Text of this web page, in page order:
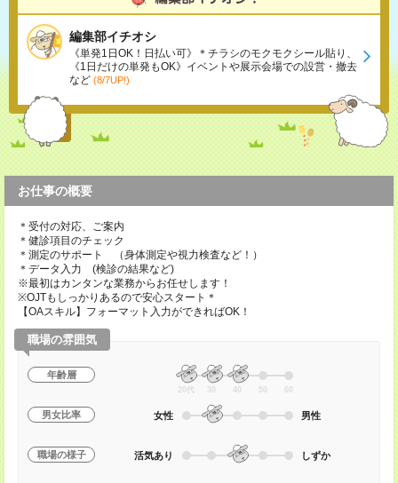
編集部イチオシ
《単発1日OK！日払い可》＊チラシのモクモクシール貼り、
《1日だけの単発もOK》イベントや展示会場での設営・撤去
など (8/7UP!)
お仕事の概要
＊受付の対応、ご案内
＊健診項目のチェック
＊測定のサポート （身体測定や視力検査など！）
＊データ入力 (検診の結果など)
※最初はカンタンな業務からお任せします！
※OJTもしっかりあるので安心スタート＊
【OAスキル】フォーマット入力ができればOK！
職場の雰囲気
年齢層
20代 30 40 50 60
男女比率 女性 男性
職場の様子 活気あり しずか